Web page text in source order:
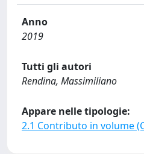
Anno
2019
Tutti gli autori
Rendina, Massimiliano
Appare nelle tipologie:
2.1 Contributo in volume